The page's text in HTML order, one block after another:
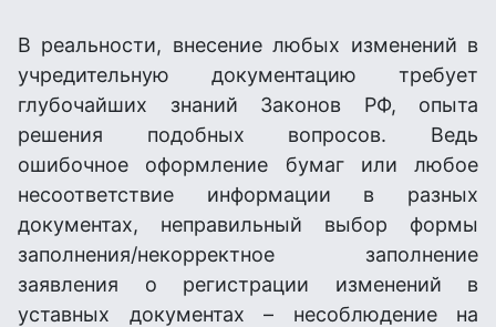
В реальности, внесение любых изменений в
учредительную документацию требует
глубочайших знаний Законов РФ, опыта
решения подобных вопросов. Ведь
ошибочное оформление бумаг или любое
несоответствие информации в разных
документах, неправильный выбор формы
заполнения/некорректное заполнение
заявления о регистрации изменений в
уставных документах – несоблюдение на